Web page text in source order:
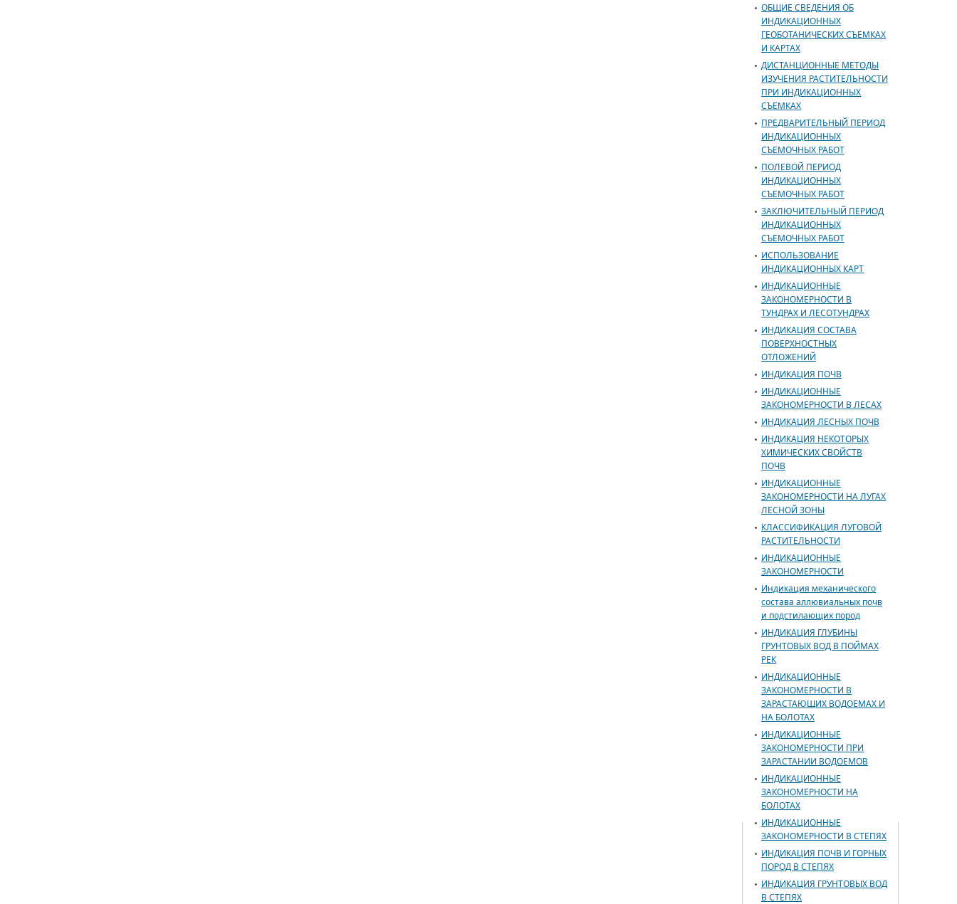
ОБЩИЕ СВЕДЕНИЯ ОБ
ИНДИКАЦИОННЫХ
ГЕОБОТАНИЧЕСКИХ СЪЕМКАХ
И КАРТАХ
ДИСТАНЦИОННЫЕ МЕТОДЫ
ИЗУЧЕНИЯ РАСТИТЕЛЬНОСТИ
ПРИ ИНДИКАЦИОННЫХ
СЪЕМКАХ
ПРЕДВАРИТЕЛЬНЫЙ ПЕРИОД
ИНДИКАЦИОННЫХ
СЪЕМОЧНЫХ РАБОТ
ПОЛЕВОЙ ПЕРИОД
ИНДИКАЦИОННЫХ
СЪЕМОЧНЫХ РАБОТ
ЗАКЛЮЧИТЕЛЬНЫЙ ПЕРИОД
ИНДИКАЦИОННЫХ
СЪЕМОЧНЫХ РАБОТ
ИСПОЛЬЗОВАНИЕ
ИНДИКАЦИОННЫХ КАРТ
ИНДИКАЦИОННЫЕ
ЗАКОНОМЕРНОСТИ В
ТУНДРАХ И ЛЕСОТУНДРАХ
ИНДИКАЦИЯ СОСТАВА
ПОВЕРХНОСТНЫХ
ОТЛОЖЕНИЙ
ИНДИКАЦИЯ ПОЧВ
ИНДИКАЦИОННЫЕ
ЗАКОНОМЕРНОСТИ В ЛЕСАХ
ИНДИКАЦИЯ ЛЕСНЫХ ПОЧВ
ИНДИКАЦИЯ НЕКОТОРЫХ
ХИМИЧЕСКИХ СВОЙСТВ
ПОЧВ
ИНДИКАЦИОННЫЕ
ЗАКОНОМЕРНОСТИ НА ЛУГАХ
ЛЕСНОЙ ЗОНЫ
КЛАССИФИКАЦИЯ ЛУГОВОЙ
РАСТИТЕЛЬНОСТИ
ИНДИКАЦИОННЫЕ
ЗАКОНОМЕРНОСТИ
Индикация механического
состава аллювиальных почв
и подстилающих пород
ИНДИКАЦИЯ ГЛУБИНЫ
ГРУНТОВЫХ ВОД В ПОЙМАХ
РЕК
ИНДИКАЦИОННЫЕ
ЗАКОНОМЕРНОСТИ В
ЗАРАСТАЮЩИХ ВОДОЕМАХ И
НА БОЛОТАХ
ИНДИКАЦИОННЫЕ
ЗАКОНОМЕРНОСТИ ПРИ
ЗАРАСТАНИИ ВОДОЕМОВ
ИНДИКАЦИОННЫЕ
ЗАКОНОМЕРНОСТИ НА
БОЛОТАХ
ИНДИКАЦИОННЫЕ
ЗАКОНОМЕРНОСТИ В СТЕПЯХ
ИНДИКАЦИЯ ПОЧВ И ГОРНЫХ
ПОРОД В СТЕПЯХ
ИНДИКАЦИЯ ГРУНТОВЫХ ВОД
В СТЕПЯХ